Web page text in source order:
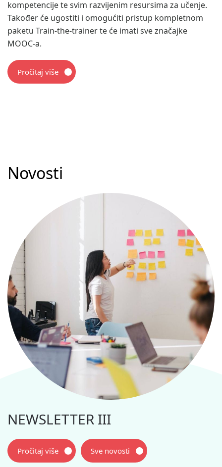
kompetencije te svim razvijenim resursima za učenje.
Također će ugostiti i omogućiti pristup kompletnom
paketu Train-the-trainer te će imati sve značajke
MOOC-a.
Pročitaj više
Novosti
NEWSLETTER III
Pročitaj više Sve novosti